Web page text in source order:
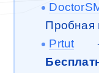
Пробная
Prtut -